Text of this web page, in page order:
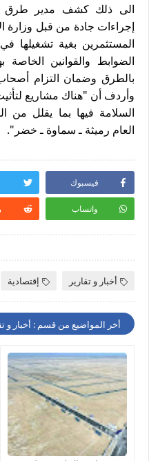
الى ذلك كشف مدير طرق
إجراءات جادة من قبل وزارة
المستثمرين بغية تشغيلها
الضوابط والقوانين
بالطرق وضمان التزام أصحاب
وأردف أن "هناك مشاريع
السلامة فيها بما يقلل من
العام رميثة ـ سماوة ـ خضر".
فيسبوك
واتساب
أخبار و تقارير إقتصادية
أخر المواضيع من قسم : أخبار و